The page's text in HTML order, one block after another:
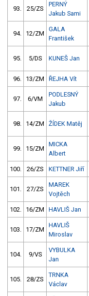
93. 25/ZS
PERNÝ
Jakub Sami
94. 12/ZM
GALA
František
95. 5/DS KUNEŠ Jan
96. 13/ZM ŘEJHA Vít
97. 6/VM
PODLESNÝ
Jakub
98. 14/ZM ŽÍDEK Matěj
99. 15/ZM
MICKA
Albert
100. 26/ZS KETTNER Jiří
101. 27/ZS
MAREK
Vojtěch
102. 16/ZM HAVLIŠ Jan
103. 17/ZM
HAVLIŠ
Miroslav
104. 9/VS
VYBULKA
Jan
105. 28/ZS
TRNKA
Václav